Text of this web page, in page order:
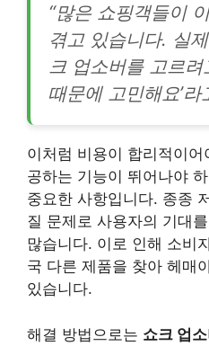
“많은 쇼핑객들이
겪고 있습니다. 실
크 업소버를 고르
때문에 고민해요’라
이처럼 비용이 합리적이
공하는 기능이 뛰어나야
중요한 사항입니다. 종종
질 문제로 사용자의 기대
많습니다. 이로 인해 소비
국 다른 제품을 찾아 헤매
있습니다.
해결 방법으로는 쇼크 업